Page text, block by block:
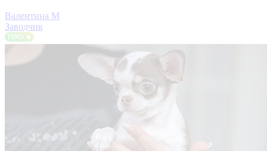
Валентина М
Заводчик